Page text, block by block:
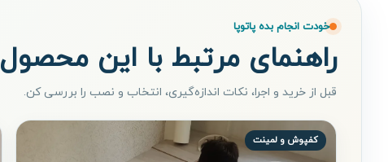
خودت انجام بده پاتوپا
راهنمای مرتبط با این محصول
قبل از خرید و اجرا، نکات اندازه‌گیری، انتخاب و نصب را بررسی کن.
کفپوش و لمینت